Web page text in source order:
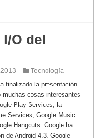
O del
Tecnología
finalizado la presentación
cosas interesantes
Play Services, la
Services, Google Music
Hangouts. Google ha
de Android 4.3, Google